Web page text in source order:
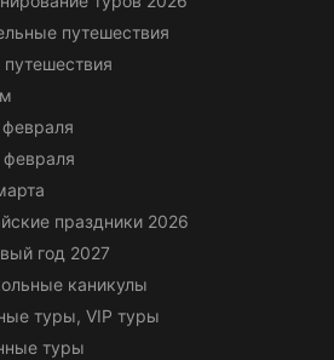
путешествия
праздники 2026
год 2027
каникулы
туры, VIP туры
туры